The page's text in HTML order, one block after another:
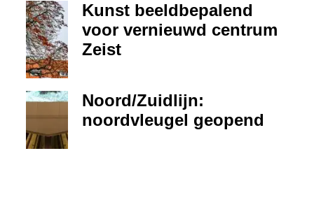
Kunst beeldbepalend
voor vernieuwd centrum
Zeist
Noord/Zuidlijn:
noordvleugel geopend